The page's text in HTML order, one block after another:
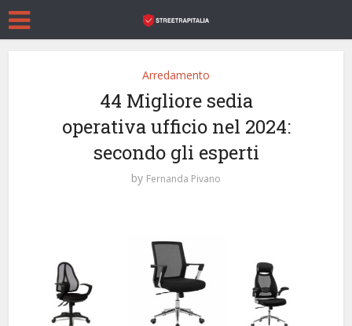
Arredamento
44 Migliore sedia
operativa ufficio nel 2024:
secondo gli esperti
by Fernanda Pivano